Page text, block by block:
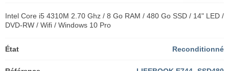
Intel Core i5 4310M 2.70 Ghz / 8 Go RAM / 480 Go SSD / 14" LED /
DVD-RW / Wifi / Windows 10 Pro
État Reconditionné